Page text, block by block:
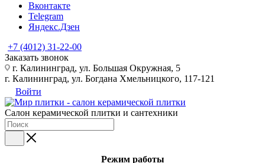
Вконтакте
Telegram
Яндекс.Дзен
+7 (4012) 31-22-00
Заказать звонок
г. Калининград, ул. Большая Окружная, 5
г. Калининград, ул. Богдана Хмельницкого, 117-121
Войти
Салон керамической плитки и сантехники
Режим работы